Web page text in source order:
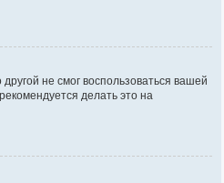
не смог воспользоваться вашей
делать это на